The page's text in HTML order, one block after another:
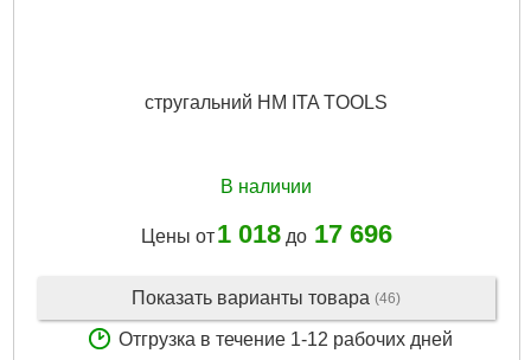
стругальний HM ITA TOOLS
В наличии
Цены от 1 018до 17 696
Показать варианты товара (46)
Отгрузка в течение 1-12 рабочих дней